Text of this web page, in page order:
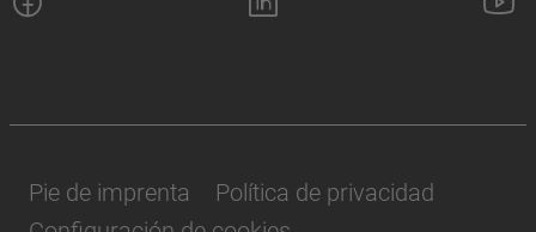
Pie de imprenta
Política de privacidad